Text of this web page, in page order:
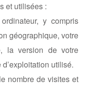
et utilisées :
y compris
géographique, votre
la version de votre
utilisé.
nombre de visites et